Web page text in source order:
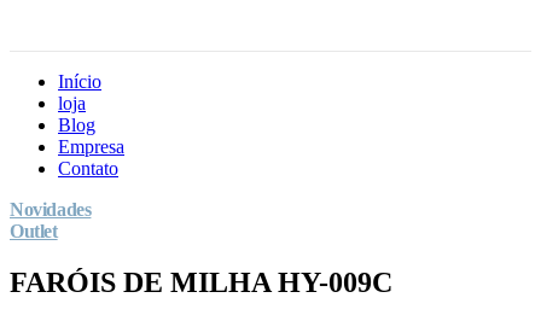
Início
loja
Blog
Empresa
Contato
Novidades
Outlet
FARÓIS DE MILHA HY-009C